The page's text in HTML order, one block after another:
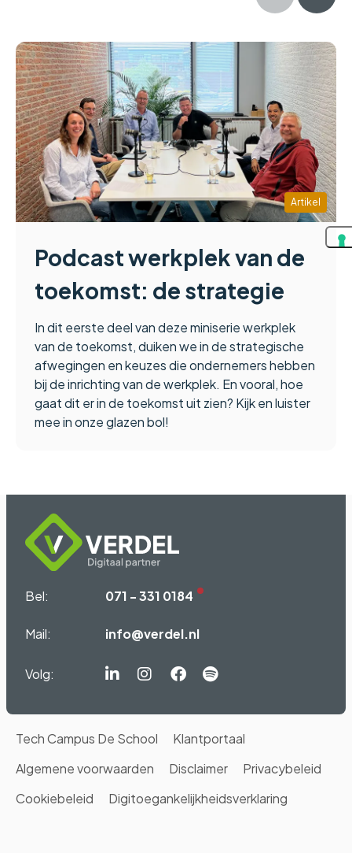
Artikel
Podcast werkplek van de
toekomst: de strategie
In dit eerste deel van deze miniserie werkplek
van de toekomst, duiken we in de strategische
afwegingen en keuzes die ondernemers hebben
bij de inrichting van de werkplek. En vooral, hoe
gaat dit er in de toekomst uit zien? Kijk en luister
mee in onze glazen bol!
Bel: 071 - 331 0184
Mail: info@verdel.nl
Volg:
Linkedin-Instagram
Facebook
Spotify
Tech Campus De School
Klantportaal
Algemene voorwaarden
Disclaimer
Privacybeleid
Cookiebeleid
Digitoegankelijkheidsverklaring